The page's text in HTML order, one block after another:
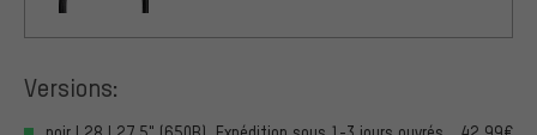
Versions: